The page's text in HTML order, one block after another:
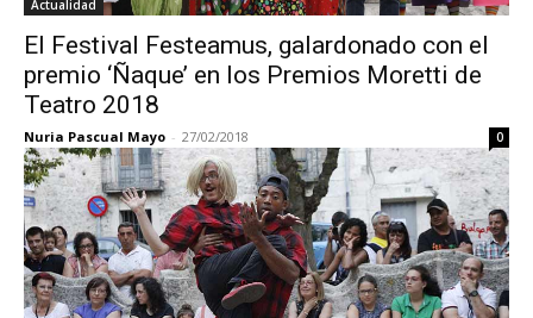
Actualidad
El Festival Festeamus, galardonado con el
premio ‘Ñaque’ en los Premios Moretti de
Teatro 2018
Nuria Pascual Mayo - 27/02/2018 0